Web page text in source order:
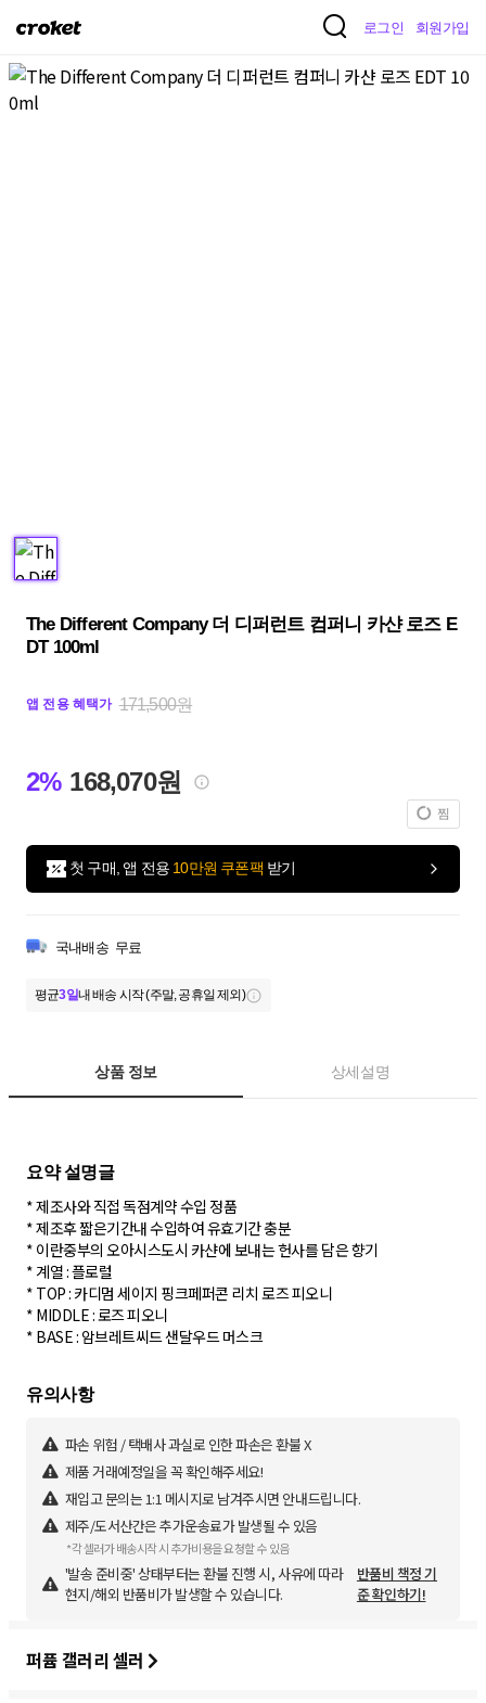
크
켓
로그인 회원가입
The Different Company 더 디퍼런트 컴퍼니 카샨 로즈 E
DT 100ml
앱 전용 혜택가 171,500원
2% 168,070원
찜
첫 구매, 앱 전용 10만원 쿠폰팩 받기
국내배송 무료
평균3일내 배송 시작 (주말, 공휴일 제외)
상품 정보 상세설명
요약 설명글
* 제조사와 직접 독점계약 수입 정품
* 제조후 짧은기간내 수입하여 유효기간 충분
* 이란중부의 오아시스도시 카샨에 보내는 헌사를 담은 향기
* 계열 : 플로럴
* TOP : 카디멈 세이지 핑크페퍼콘 리치 로즈 피오니
* MIDDLE : 로즈 피오니
* BASE : 암브레트씨드 샌달우드 머스크
유의사항
파손 위험 / 택배사 과실로 인한 파손은 환불 X
제품 거래예정일을 꼭 확인해주세요!
재입고 문의는 1:1 메시지로 남겨주시면 안내드립니다.
제주/도서산간은 추가운송료가 발생될 수 있음
*각 셀러가 배송시작 시 추가비용을 요청할 수 있음
'발송 준비중' 상태부터는 환불 진행 시, 사유에 따라
현지/해외 반품비가 발생할 수 있습니다.
반품비 책정 기
준 확인하기!
퍼퓸 갤러리 셀러